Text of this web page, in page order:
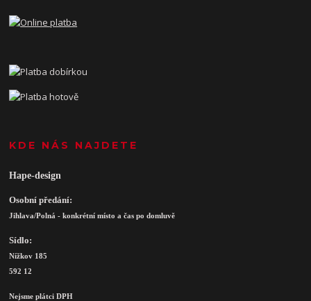
KDE NÁS NAJDETE
Hape-design
Osobní předání:
Jihlava/Polná - konkrétní místo a čas po domluvě
Sídlo:
Nížkov 185
592 12
Nejsme plátci DPH